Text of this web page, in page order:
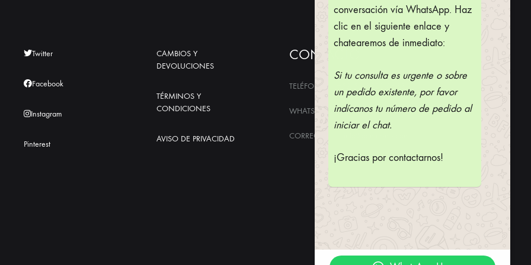
Twitter
Facebook
Instagram
Pinterest
CAMBIOS Y
DEVOLUCIONES
TÉRMINOS Y
CONDICIONES
AVISO DE PRIVACIDAD
CONTACTO
TELÉFONO +52 55 8620 0683
WHATSAPP+52 55 7612 2516
CORREO
conversación vía WhatsApp. Haz
clic en el siguiente enlace y
chatearemos de inmediato:
Si tu consulta es urgente o sobre
un pedido existente, por favor
indícanos tu número de pedido al
iniciar el chat.
¡Gracias por contactarnos!